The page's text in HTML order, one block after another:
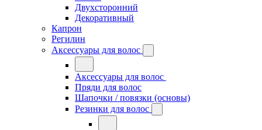
Двухсторонний
Декоративный
Капрон
Регилин
Аксессуары для волос
Аксессуары для волос
Пряди для волос
Шапочки / повязки (основы)
Резинки для волос